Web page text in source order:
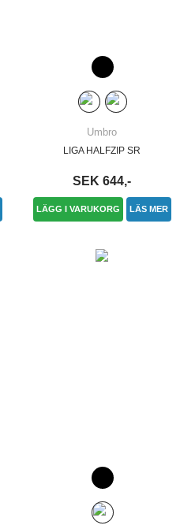
Umbro
LIGA HALFZIP SR
SEK 644,-
LÄGG I VARUKORG LÄS MER